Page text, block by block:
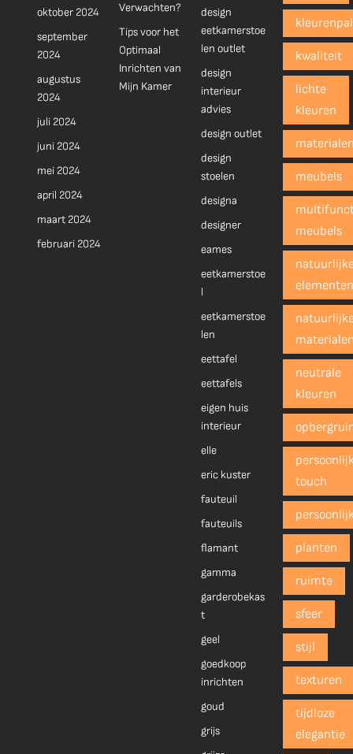
oktober 2024
september
2024
augustus
2024
juli 2024
juni 2024
mei 2024
april 2024
maart 2024
februari 2024
Verwachten?
Tips voor het
Optimaal
Inrichten van
Mijn Kamer
design
eetkamerstoe
len outlet
design
interieur
advies
design outlet
design
stoelen
designa
designer
eames
eetkamerstoe
l
eetkamerstoe
len
eettafel
eettafels
eigen huis
interieur
elle
eric kuster
fauteuil
fauteuils
flamant
gamma
garderobekas
t
geel
goedkoop
inrichten
goud
grijs
kwaliteit
lichte
kleuren
meubels
meubels
neutrale
kleuren
touch
planten
ruimte
sfeer
stijl
texturen
tijdloze
elegantie